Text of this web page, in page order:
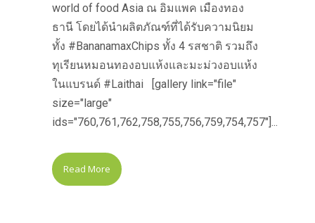
world of food Asia ณ อิมแพค เมืองทอง
ธานี โดยได้นำผลิตภัณฑ์ที่ได้รับความนิยม
ทั้ง #BananamaxChips ทั้ง 4 รสชาติ รวมถึง
ทุเรียนหมอนทองอบแห้งและมะม่วงอบแห้ง
ในแบรนด์ #Laithai [gallery link="file"
size="large"
ids="760,761,762,758,755,756,759,754,757"]...
Read More